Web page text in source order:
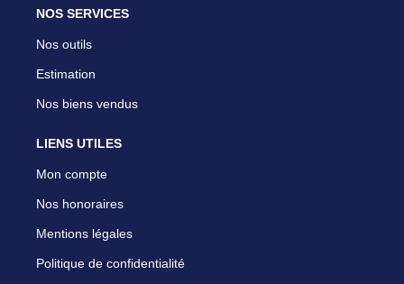
NOS SERVICES
Nos outils
Estimation
Nos biens vendus
LIENS UTILES
Mon compte
Nos honoraires
Mentions légales
Politique de confidentialité